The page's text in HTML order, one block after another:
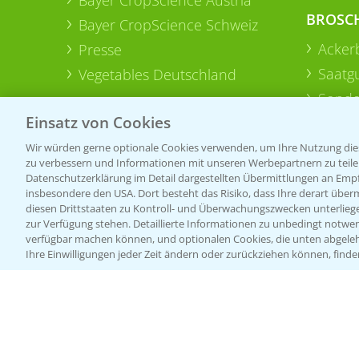
Bayer CropScience Schweiz
Presse
Vegetables Deutschland
Einsatz von Cookies
Wir würden gerne optionale Cookies verwenden, um Ihre Nutzung
zu verbessern und Informationen mit unseren Werbepartnern zu
Datenschutzerklärung im Detail dargestellten Übermittlungen an
insbesondere den USA. Dort besteht das Risiko, dass Ihre derart
diesen Drittstaaten zu Kontroll- und Überwachungszwecken
zur Verfügung stehen. Detaillierte Informationen zu unbedingt
verfügbar machen können, und optionalen Cookies, die unten
Ihre Einwilligungen jeder Zeit ändern oder zurückziehen können,